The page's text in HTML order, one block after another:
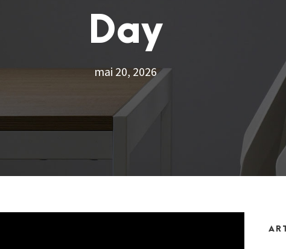
Day
mai 20, 2026